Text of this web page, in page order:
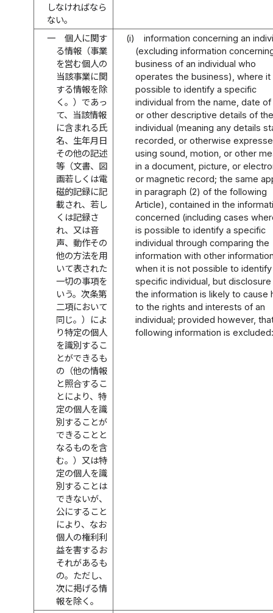
しなければなら
ない。
一
個人に関す
る情報（事業
を営む個人の
当該事業に関
する情報を除
く。）であっ
て、当該情報
に含まれる氏
名、生年月日
その他の記述
等（文書、図
画若しくは電
磁的記録に記
載され、若し
くは記録さ
れ、又は音
声、動作その
他の方法を用
いて表された
一切の事項を
いう。次条第
二項において
同じ。）によ
り特定の個人
を識別するこ
とができるも
の（他の情報
と照合するこ
とにより、特
定の個人を識
別することが
できることと
なるものを含
む。）又は特
定の個人を識
別することは
できないが、
公にすること
により、なお
個人の権利利
益を害するお
それがあるも
の。ただし、
次に掲げる情
報を除く。
(i)
information concerning an
(excluding information
business of an individual who
operates the business), where it
possible to identify a specific
individual from the name, date of
or other descriptive details of the
individual (meaning any details
recorded, or otherwise
using sound, motion, or other
in a document, picture, or
or magnetic record; the same
in paragraph (2) of the following
Article), contained in the
concerned (including cases
is possible to identify a specific
individual through comparing the
information with other
when it is not possible to identify
specific individual, but
the information is likely to cause
to the rights and interests of an
individual; provided however,
following information is excluded: